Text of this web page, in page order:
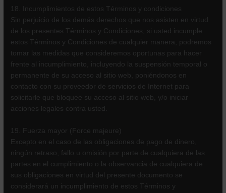
18. Incumplimientos de estos Términos y condiciones
Sin perjuicio de los demás derechos que nos asisten en virtud
de los presentes Términos y Condiciones, si usted incumple
estos Términos y Condiciones de cualquier manera, podremos
tomar las medidas que consideremos oportunas para hacer
frente al incumplimiento, incluyendo la suspensión temporal o
permanente de su acceso al sitio web, poniéndonos en
contacto con su proveedor de servicios de Internet para
solicitarle que bloquee su acceso al sitio web, y/o iniciar
acciones legales contra usted.
19. Fuerza mayor (Force majeure)
Excepto en el caso de las obligaciones de pago de dinero,
ningún retraso, fallo u omisión por parte de cualquiera de las
partes en el cumplimiento o la observancia de cualquiera de
sus obligaciones en virtud del presente documento se
considerará un incumplimiento de estos Términos y